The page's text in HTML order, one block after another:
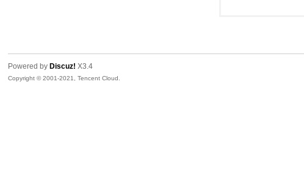
Powered by Discuz! X3.4
Copyright © 2001-2021, Tencent Cloud.